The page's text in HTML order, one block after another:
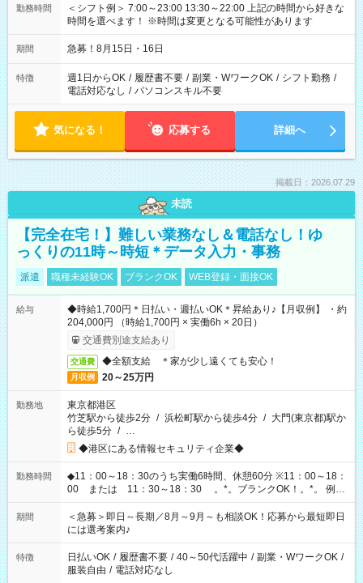
勤務時間
＜シフト例＞ 7:00～23:00 13:30～22:00 上記の時間から好きな
時間を選べます！ ※時間は変更となる可能性があります
期間 急募！8月15日・16日
特徴 週1日からOK / 履歴書不要 / 副業・WワークOK / シフト勤務 /
電話対応なし / パソコンスキル不要
気になる！ 応募する 詳細へ
掲載日：2026.07.29
未読
【完全在宅！】難しい業務なし＆電話なし！ゆ
っくりの11時～時短＊データ入力・事務
派遣 職種未経験OK ブランクOK WEB登録・面接OK
給与
◆時給1,700円＊日払い・週払いOK＊昇給あり♪【月収例】 ・約
204,000円 （時給1,700円 × 実働6h × 20日）
交通費別途支給あり
交通費 ◆全額支給 ＊家が少し遠くても安心！
月収例 20～25万円
勤務地
東京都港区
竹芝駅から徒歩2分 / 浜松町駅から徒歩4分 / 大門(東京都)駅か
ら徒歩5分 / …
◆港区にある情報セキュリティ企業◆
勤務時間
◆11：00～18：30のうち実働6時間、休憩60分 ※11：00～18：
00 または 11：30～18：30 。*。ブランクOK！。*。 例え
ば前職が、 在宅/財団法人/事務/コールセンター/受付/販売/カフェ
スタッフ スイーツ販売/ホテルフロント/化粧品販売/など 様々な
業界から入社して活躍されています♪
期間
＜急募＞即日～長期／8月～9月～も相談OK！応募から最短即日
には選考案内♪
特徴 日払いOK / 履歴書不要 / 40～50代活躍中 / 副業・WワークOK /
服装自由 / 電話対応なし